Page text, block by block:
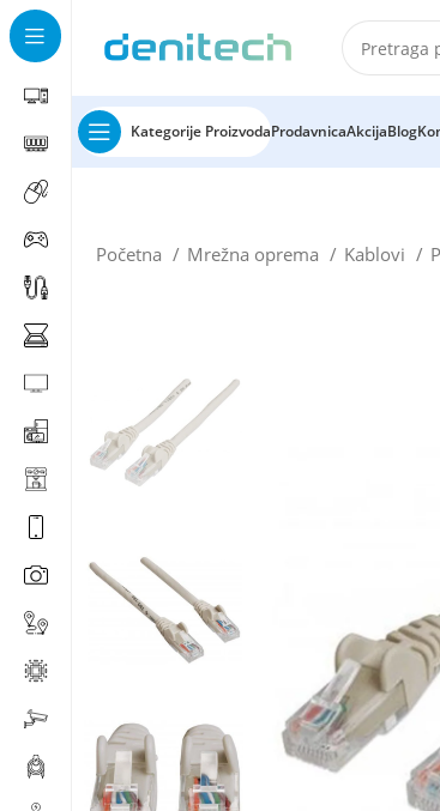
Kategorije ProizvodaProdavnicaAkcijaBlog
Početna Mrežna oprema Kablovi